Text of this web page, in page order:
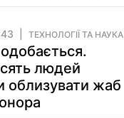
ТЕХНОЛОГІЇ ТА НАУКА
людей
облизувати жаб